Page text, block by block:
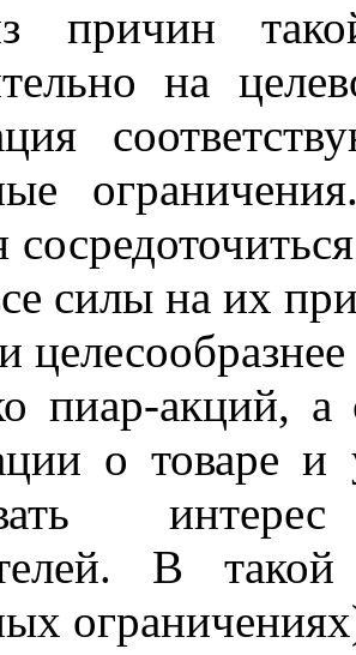
причин
на
силы на их
целесообразнее
пиар-акций, а
о товаре и
В